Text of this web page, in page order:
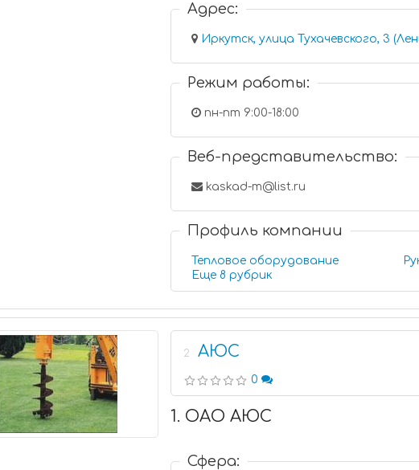
Адрес:
Иркутск, улица Тухачевского, 3
Режим работы:
пн-пт 9:00-18:00
Веб-представительство:
kaskad-m@list.ru
Профиль компании
Тепловое оборудование
Еще 8 рубрик
2 АЮС
0
1. ОАО АЮС
Сфера: